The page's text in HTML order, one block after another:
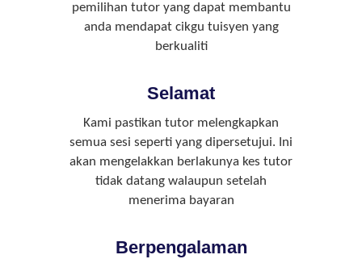
pemilihan tutor yang dapat membantu
anda mendapat cikgu tuisyen yang
berkualiti
Selamat
Kami pastikan tutor melengkapkan
semua sesi seperti yang dipersetujui. Ini
akan mengelakkan berlakunya kes tutor
tidak datang walaupun setelah
menerima bayaran
Berpengalaman